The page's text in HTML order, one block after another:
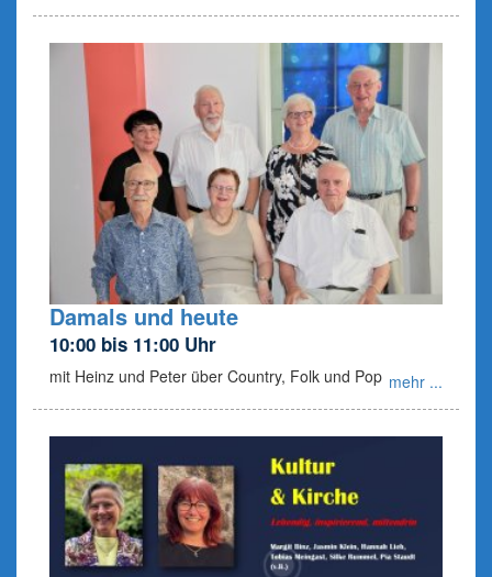
Damals und heute
10:00 bis 11:00 Uhr
mit Heinz und Peter über Country, Folk und Pop mehr ...